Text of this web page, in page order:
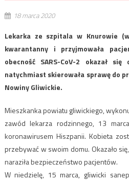
18 marca 2020
Lekarka ze szpitala w Knurowie
kwarantanny i przyjmowała
obecność SARS-CoV-2 okazał
natychmiast skierowała sprawę do
Nowiny Gliwickie.
Mieszkanka powiatu gliwickiego,
zawód lekarza rodzinnego, 13
koronawirusem Hiszpanii. Kobieta
przebywać w swoim domu. Okazało
naraziła bezpieczeństwo pacjentów.
W niedzielę, 15 marca, gliwicki